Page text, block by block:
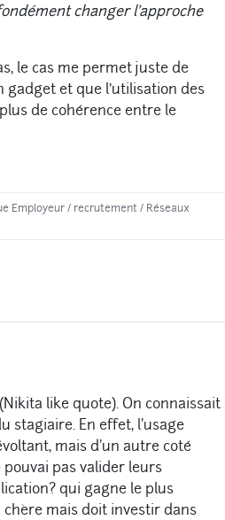
changer l’approche
le cas me permet juste de
gadget et que l’utilisation des
de cohérence entre le
Employeur/ recrutement/ Réseaux
like quote). On connaissait
stagiaire. En effet, l'usage
mais d'un autre coté
pas valider leurs
qui gagne le plus
mais doit investir dans